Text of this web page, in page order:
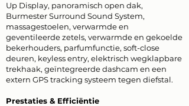
Up Display, panoramisch open dak,
Burmester Surround Sound System,
massagestoelen, verwarmde en
geventileerde zetels, verwarmde en gekoelde
bekerhouders, parfumfunctie, soft-close
deuren, keyless entry, elektrisch wegklapbare
trekhaak, geïntegreerde dashcam en een
extern GPS tracking systeem tegen diefstal.
Prestaties & Efficiëntie